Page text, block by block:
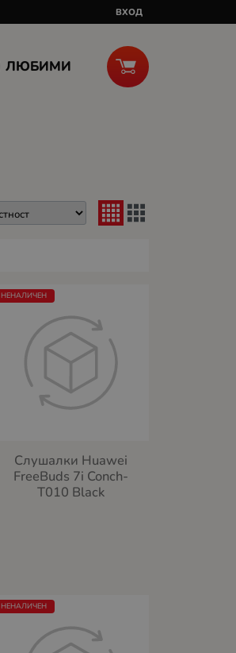
ВХОД
ЛЮБИМИ
Слушалки Huawei
FreeBuds 7i Conch-
T010 Black
НЕНАЛИЧЕН
НЕНАЛИЧЕН